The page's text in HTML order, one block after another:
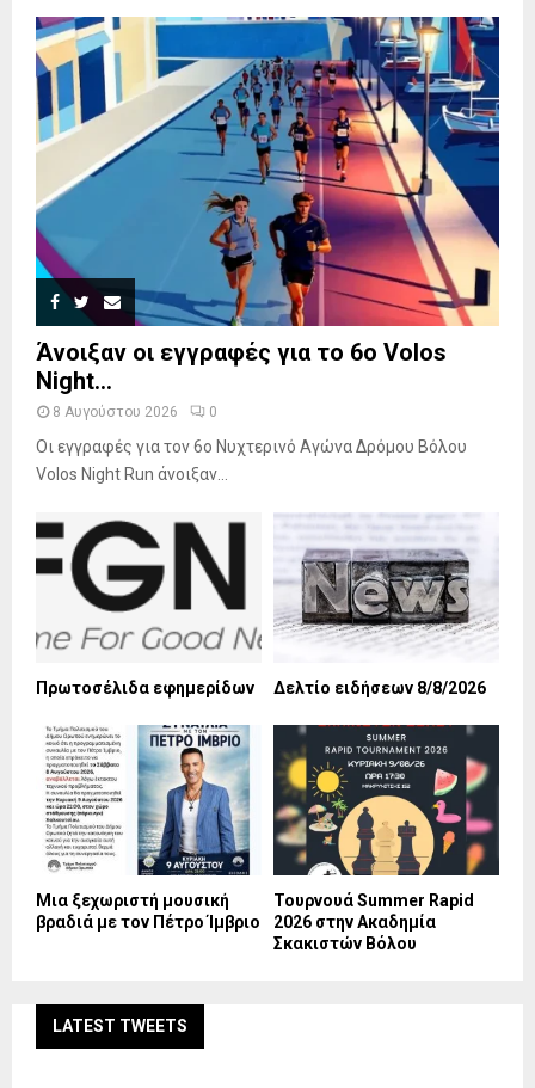
Άνοιξαν οι εγγραφές για το 6ο Volos
Night...
8 Αυγούστου 2026 0
Οι εγγραφές για τον 6ο Νυχτερινό Αγώνα Δρόμου Βόλου
Volos Night Run άνοιξαν...
Πρωτοσέλιδα εφημερίδων Δελτίο ειδήσεων 8/8/2026
Mια ξεχωριστή μουσική
βραδιά με τον Πέτρο Ίμβριο
Τουρνουά Summer Rapid
2026 στην Ακαδημία
Σκακιστών Βόλου
LATEST TWEETS